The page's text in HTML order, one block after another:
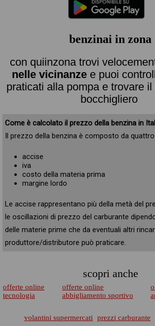
benzinai in zona
con quiinzona trovi
nelle vicinanze e puoi
praticati alla pompa e trovare
bocchigliero
Come è calcolato il prezzo della benzina in
Il prezzo della benzina è composto da
accise
iva
costo della materia prima
margine lordo
Le accise rappresentano più della metà del
le oscillazioni di prezzo del carburante
delle materie prime che da eventuali altri
produttore/distributore può praticare.
scopri anche
offerte online
tecnologia
offerte online
abbigliamento sportivo
volantini supermercati prezzi carburante